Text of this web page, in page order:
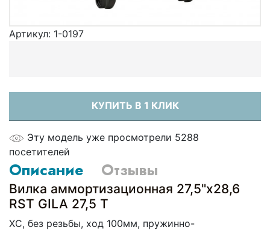
Артикул: 1-0197
КУПИТЬ В 1 КЛИК
Эту модель уже просмотрели 5288
посетителей
Описание Отзывы
Вилка аммортизационная 27,5"х28,6
RST GILA 27,5 T
XC, без резьбы, ход 100мм, пружинно-